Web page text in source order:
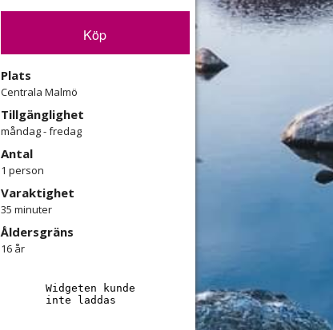
Köp
Plats
Centrala Malmö
Tillgänglighet
måndag - fredag
Antal
1 person
Varaktighet
35 minuter
Åldersgräns
16 år